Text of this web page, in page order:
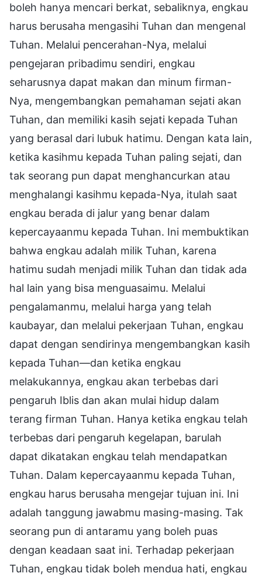
boleh hanya mencari berkat, sebaliknya, engkau
harus berusaha mengasihi Tuhan dan mengenal
Tuhan. Melalui pencerahan-Nya, melalui
pengejaran pribadimu sendiri, engkau
seharusnya dapat makan dan minum firman-
Nya, mengembangkan pemahaman sejati akan
Tuhan, dan memiliki kasih sejati kepada Tuhan
yang berasal dari lubuk hatimu. Dengan kata lain,
ketika kasihmu kepada Tuhan paling sejati, dan
tak seorang pun dapat menghancurkan atau
menghalangi kasihmu kepada-Nya, itulah saat
engkau berada di jalur yang benar dalam
kepercayaanmu kepada Tuhan. Ini membuktikan
bahwa engkau adalah milik Tuhan, karena
hatimu sudah menjadi milik Tuhan dan tidak ada
hal lain yang bisa menguasaimu. Melalui
pengalamanmu, melalui harga yang telah
kaubayar, dan melalui pekerjaan Tuhan, engkau
dapat dengan sendirinya mengembangkan kasih
kepada Tuhan—dan ketika engkau
melakukannya, engkau akan terbebas dari
pengaruh Iblis dan akan mulai hidup dalam
terang firman Tuhan. Hanya ketika engkau telah
terbebas dari pengaruh kegelapan, barulah
dapat dikatakan engkau telah mendapatkan
Tuhan. Dalam kepercayaanmu kepada Tuhan,
engkau harus berusaha mengejar tujuan ini. Ini
adalah tanggung jawabmu masing-masing. Tak
seorang pun di antaramu yang boleh puas
dengan keadaan saat ini. Terhadap pekerjaan
Tuhan, engkau tidak boleh mendua hati, engkau